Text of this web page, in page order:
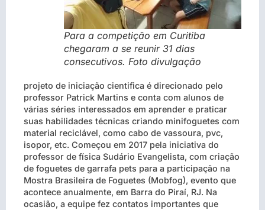
Para a competição em Curitiba
chegaram a se reunir 31 dias
consecutivos. Foto divulgação
projeto de iniciação cientifica é direcionado pelo
professor Patrick Martins e conta com alunos de
várias séries interessados em aprender e praticar
suas habilidades técnicas criando minifoguetes com
material reciclável, como cabo de vassoura, pvc,
isopor, etc. Começou em 2017 pela iniciativa do
professor de física Sudário Evangelista, com criação
de foguetes de garrafa pets para a participação na
Mostra Brasileira de Foguetes (Mobfog), evento que
acontece anualmente, em Barra do Piraí, RJ. Na
ocasião, a equipe fez contatos importantes que